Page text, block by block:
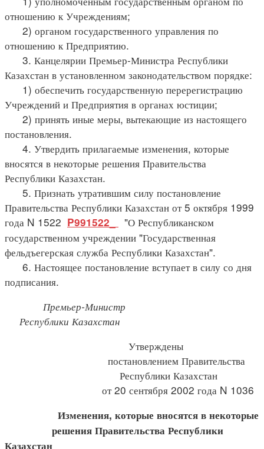
отношению к Учреждениям;
2) органом государственного управления по
отношению к Предприятию.
3. Канцелярии Премьер-Министра Республики
Казахстан в установленном законодательством порядке:
1) обеспечить государственную перерегистрацию
Учреждений и Предприятия в органах юстиции;
2) принять иные меры, вытекающие из настоящего
постановления.
4. Утвердить прилагаемые изменения, которые
вносятся в некоторые решения Правительства
Республики Казахстан.
5. Признать утратившим силу постановление
Правительства Республики Казахстан от 5 октября 1999
года N 1522 P991522_
"О Республиканском
государственном учреждении "Государственная
фельдъегерская служба Республики Казахстан".
6. Настоящее постановление вступает в силу со дня
подписания.
Премьер-Министр
Республики Казахстан
Утверждены
постановлением Правительства
Республики Казахстан
от 20 сентября 2002 года N 1036
Изменения, которые вносятся в некоторые
решения Правительства Республики
Казахстан